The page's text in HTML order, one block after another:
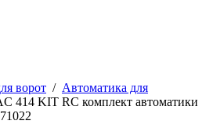
ворот / Автоматика для
414 KIT RC комплект автоматики